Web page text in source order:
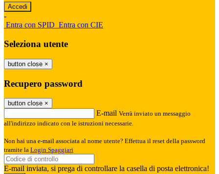
-
Entra con SPID Entra con CIE
Seleziona utente
button close ×
Recupero password
button close ×
E-mail Verrà inviato un messaggio
all'indirizzo indicato con le istruzioni necessarie.
Non hai una e-mail associata al nome utente? Effettua il reset della password
tramite la Login Spaggiari
E-mail inviata, si prega di controllare la casella di posta elettronica!